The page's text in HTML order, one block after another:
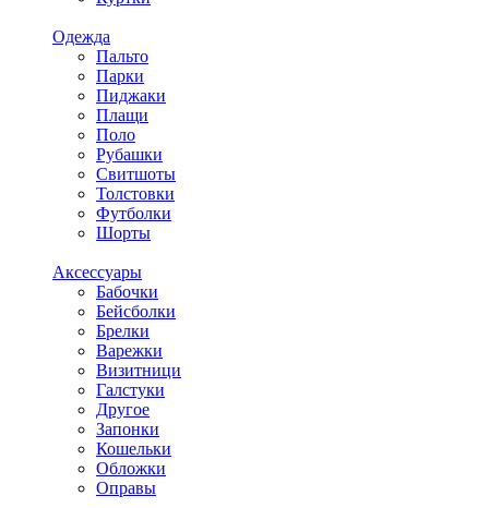
Одежда
Пальто
Парки
Пиджаки
Плащи
Поло
Рубашки
Свитшоты
Толстовки
Футболки
Шорты
Аксессуары
Бабочки
Бейсболки
Брелки
Варежки
Визитници
Галстуки
Другое
Запонки
Кошельки
Обложки
Оправы